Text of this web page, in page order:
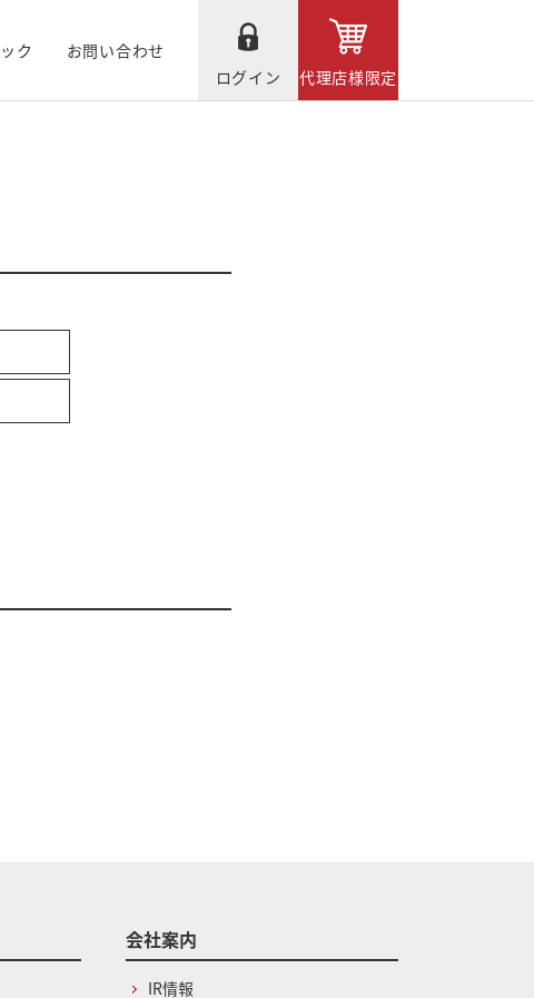
ク
お問い合わせ
ログイン
代理店様限定
会社案内
IR情報